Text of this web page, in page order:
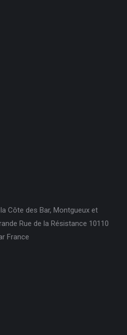
Côte des Bar, Montgueux et
Rue de la Résistance 10110
France